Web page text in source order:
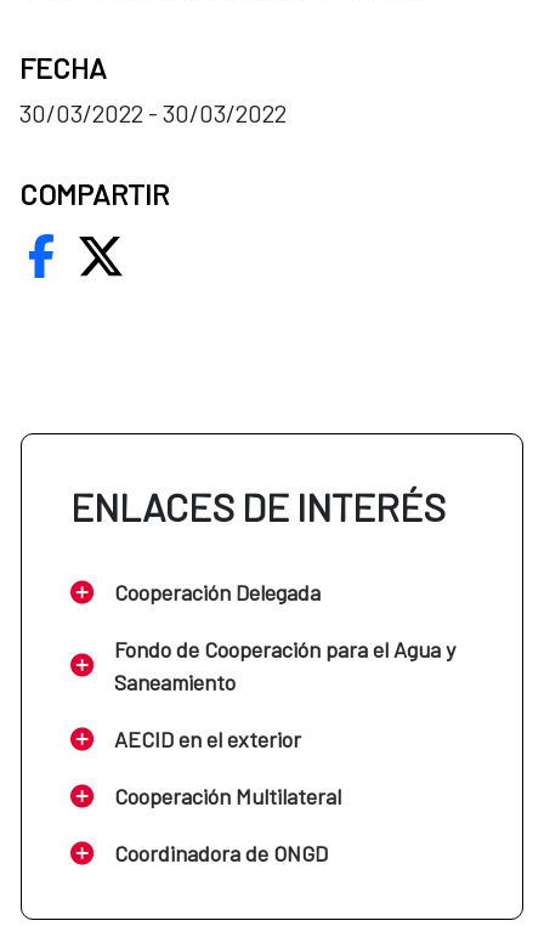
FECHA
30/03/2022 - 30/03/2022
COMPARTIR
ENLACES DE INTERÉS
Cooperación Delegada
Fondo de Cooperación para el Agua y
Saneamiento
AECID en el exterior
Cooperación Multilateral
Coordinadora de ONGD